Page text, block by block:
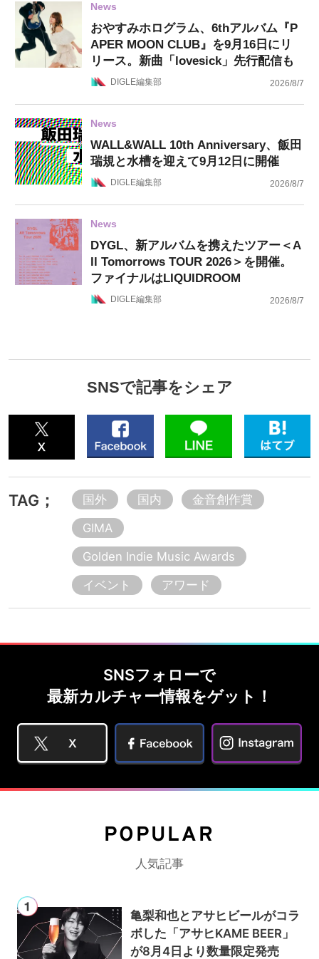
News
おやすみホログラム、6thアルバム『P
APER MOON CLUB』を9月16日にリ
リース。新曲「lovesick」先行配信も
DIGLE編集部 2026/8/7
News
WALL&WALL 10th Anniversary、飯田
瑞規と水槽を迎えて9月12日に開催
DIGLE編集部 2026/8/7
News
DYGL、新アルバムを携えたツアー＜A
ll Tomorrows TOUR 2026＞を開催。
ファイナルはLIQUIDROOM
DIGLE編集部 2026/8/7
SNSで記事をシェア
TAG； 国外 国内
金音創作賞
GIMA
Golden Indie Music Awards
イベント
アワード
SNSフォローで
最新カルチャー情報をゲット！
POPULAR
人気記事
亀梨和也とアサヒビールがコラ
ボした「アサヒKAME BEER」
が8月4日より数量限定発売